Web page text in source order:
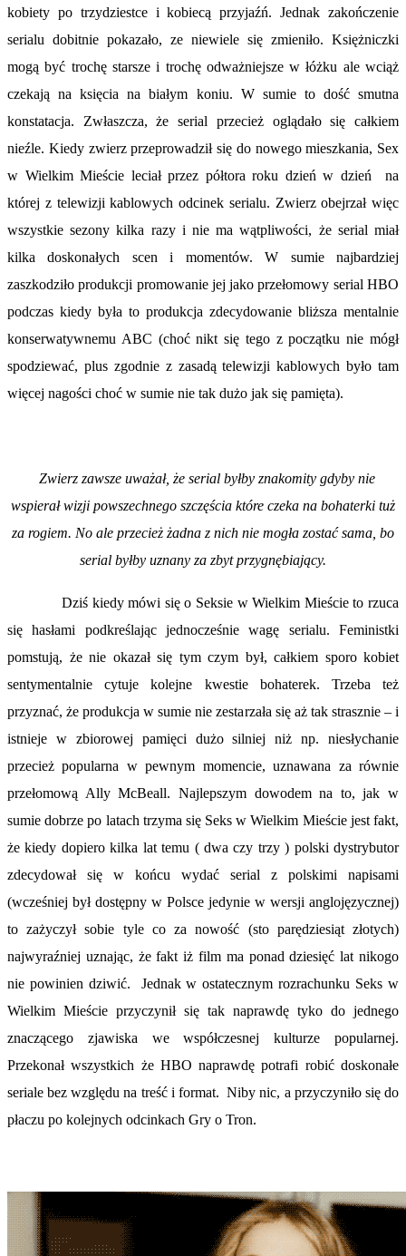
kobiety po trzydziestce i kobiecą przyjaźń. Jednak zakończenie
serialu dobitnie pokazało, ze niewiele się zmieniło. Księżniczki
mogą być trochę starsze i trochę odważniejsze w łóżku ale wciąż
czekają na księcia na białym koniu. W sumie to dość smutna
konstatacja. Zwłaszcza, że serial przecież oglądało się całkiem
nieźle. Kiedy zwierz przeprowadził się do nowego mieszkania, Sex
w Wielkim Mieście leciał przez półtora roku dzień w dzień na
której z telewizji kablowych odcinek serialu. Zwierz obejrzał więc
wszystkie sezony kilka razy i nie ma wątpliwości, że serial miał
kilka doskonałych scen i momentów. W sumie najbardziej
zaszkodziło produkcji promowanie jej jako przełomowy serial HBO
podczas kiedy była to produkcja zdecydowanie bliższa mentalnie
konserwatywnemu ABC (choć nikt się tego z początku nie mógł
spodziewać, plus zgodnie z zasadą telewizji kablowych było tam
więcej nagości choć w sumie nie tak dużo jak się pamięta).
Zwierz zawsze uważał, że serial byłby znakomity gdyby nie
wspierał wizji powszechnego szczęścia które czeka na bohaterki tuż
za rogiem. No ale przecież żadna z nich nie mogła zostać sama, bo
serial byłby uznany za zbyt przygnębiający.
Dziś kiedy mówi się o Seksie w Wielkim Mieście to rzuca
się hasłami podkreślając jednocześnie wagę serialu. Feministki
pomstują, że nie okazał się tym czym był, całkiem sporo kobiet
sentymentalnie cytuje kolejne kwestie bohaterek. Trzeba też
przyznać, że produkcja w sumie nie zestarzała się aż tak strasznie – i
istnieje w zbiorowej pamięci dużo silniej niż np. niesłychanie
przecież popularna w pewnym momencie, uznawana za równie
przełomową Ally McBeall. Najlepszym dowodem na to, jak w
sumie dobrze po latach trzyma się Seks w Wielkim Mieście jest fakt,
że kiedy dopiero kilka lat temu ( dwa czy trzy ) polski dystrybutor
zdecydował się w końcu wydać serial z polskimi napisami
(wcześniej był dostępny w Polsce jedynie w wersji anglojęzycznej)
to zażyczył sobie tyle co za nowość (sto parędziesiąt złotych)
najwyraźniej uznając, że fakt iż film ma ponad dziesięć lat nikogo
nie powinien dziwić. Jednak w ostatecznym rozrachunku Seks w
Wielkim Mieście przyczynił się tak naprawdę tyko do jednego
znaczącego zjawiska we współczesnej kulturze popularnej.
Przekonał wszystkich że HBO naprawdę potrafi robić doskonałe
seriale bez względu na treść i format. Niby nic, a przyczyniło się do
płaczu po kolejnych odcinkach Gry o Tron.